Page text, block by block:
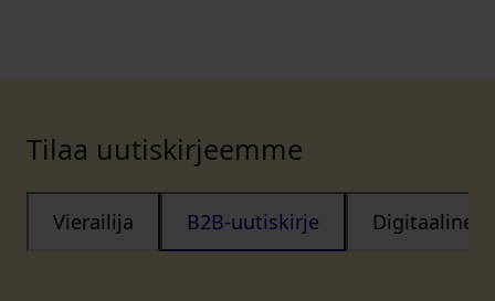
Tilaa uutiskirjeemme
Vierailija B2B-uutiskirje Digitaalinen